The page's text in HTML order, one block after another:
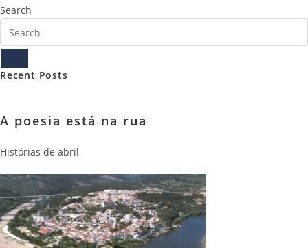
Search
Recent Posts
A poesia está na rua
Histórias de abril